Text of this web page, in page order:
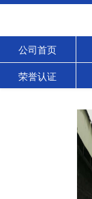
公司首页
荣誉认证